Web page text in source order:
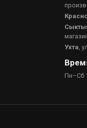
Ухта ,
Пн–Сб